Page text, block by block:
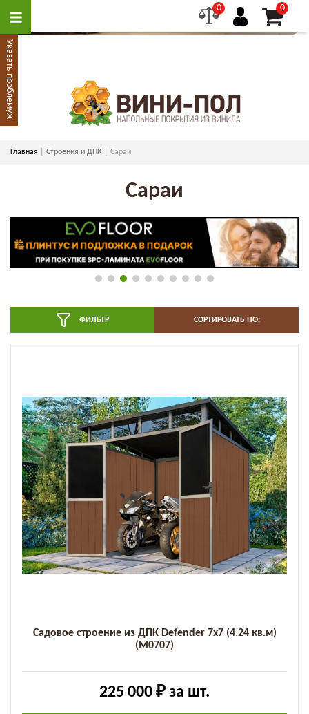
0 0
Главная Строения и ДПК Сараи
Сараи
ФИЛЬТР СОРТИРОВАТЬ ПО:
Садовое строение из ДПК Defender 7х7 (4.24 кв.м)
(M0707)
225 000 ₽ за шт.
Указать проблему
×